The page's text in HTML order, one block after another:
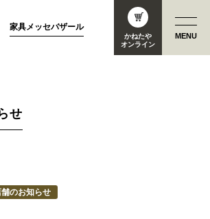
かねたや
オンライン
家具メッセバザール
MENU
せ
舗のお知らせ